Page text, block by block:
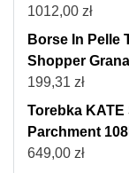
1012,00 zł
Borse In Pelle
Shopper
199,31 zł
Torebka KATE
Parchment
649,00 zł